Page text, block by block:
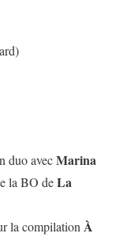
duo avecMarina
la BO deLa
la compilation À